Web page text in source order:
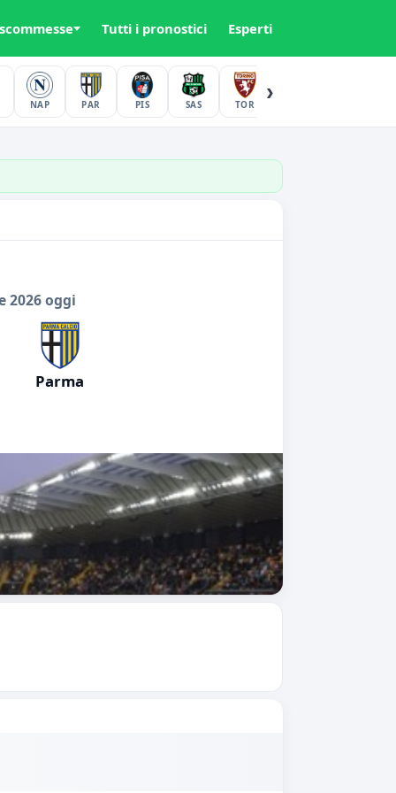
Tutti i pronostici Esperti
NAP PAR PIS SAS TOR
›
2026 oggi
Parma